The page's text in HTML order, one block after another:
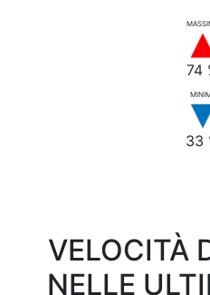
74
33
VELOCITÀ
NELLE